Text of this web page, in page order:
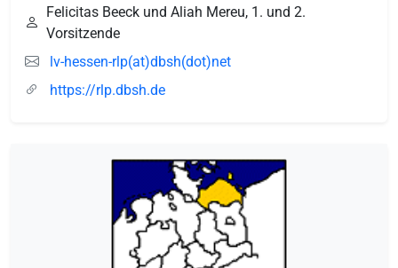
Felicitas Beeck und Aliah Mereu, 1. und 2.
Vorsitzende
lv-hessen-rlp(at)dbsh(dot)net
https://rlp.dbsh.de